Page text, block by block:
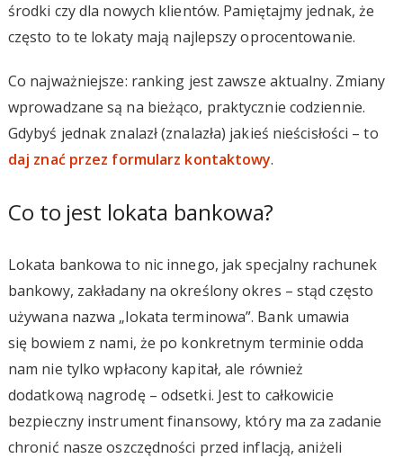
środki czy dla nowych klientów. Pamiętajmy jednak, że
często to te lokaty mają najlepszy oprocentowanie.
Co najważniejsze: ranking jest zawsze aktualny. Zmiany
wprowadzane są na bieżąco, praktycznie codziennie.
Gdybyś jednak znalazł (znalazła) jakieś nieścisłości – to
daj znać przez formularz kontaktowy.
Co to jest lokata bankowa?
Lokata bankowa to nic innego, jak specjalny rachunek
bankowy, zakładany na określony okres – stąd często
używana nazwa „lokata terminowa”. Bank umawia
się bowiem z nami, że po konkretnym terminie odda
nam nie tylko wpłacony kapitał, ale również
dodatkową nagrodę – odsetki. Jest to całkowicie
bezpieczny instrument finansowy, który ma za zadanie
chronić nasze oszczędności przed inflacją, aniżeli